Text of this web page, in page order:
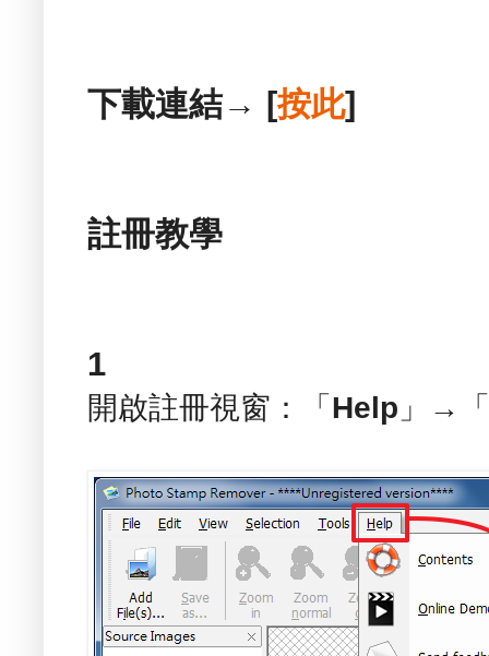
下載連結→ [按此]
註冊教學
1
開啟註冊視窗：「 Help 」→「